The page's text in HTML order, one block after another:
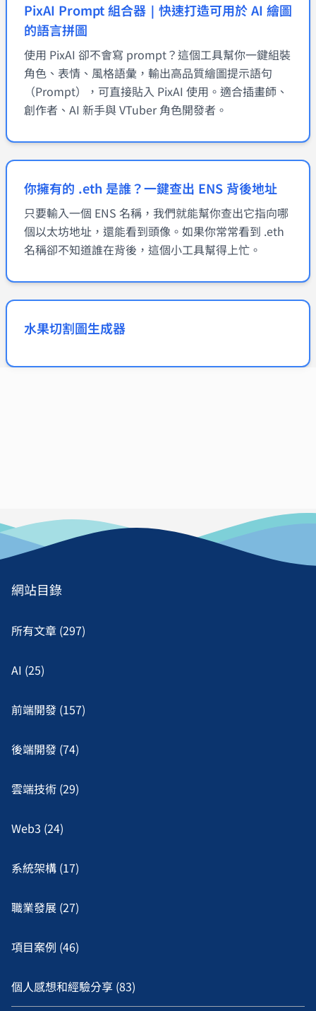
PixAI Prompt 組合器｜快速打造可用於 AI 繪圖
的語言拼圖
使用 PixAI 卻不會寫 prompt？這個工具幫你一鍵組裝
角色、表情、風格語彙，輸出高品質繪圖提示語句
（Prompt），可直接貼入 PixAI 使用。適合插畫師、
創作者、AI 新手與 VTuber 角色開發者。
你擁有的 .eth 是誰？一鍵查出 ENS 背後地址
只要輸入一個 ENS 名稱，我們就能幫你查出它指向哪
個以太坊地址，還能看到頭像。如果你常常看到 .eth
名稱卻不知道誰在背後，這個小工具幫得上忙。
水果切割圖生成器
網站目錄
所有文章 (297)
AI (25)
前端開發 (157)
後端開發 (74)
雲端技術 (29)
Web3 (24)
系統架構 (17)
職業發展 (27)
項目案例 (46)
個人感想和經驗分享 (83)